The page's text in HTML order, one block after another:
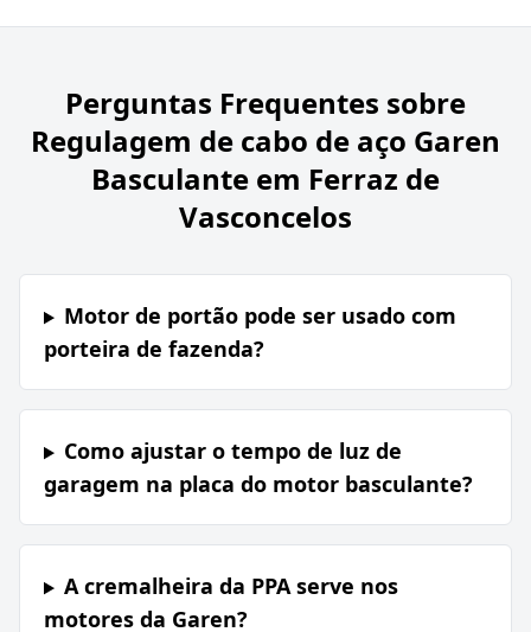
Perguntas Frequentes sobre
Regulagem de cabo de aço Garen
Basculante em Ferraz de
Vasconcelos
Motor de portão pode ser usado com
porteira de fazenda?
Como ajustar o tempo de luz de
garagem na placa do motor basculante?
A cremalheira da PPA serve nos
motores da Garen?